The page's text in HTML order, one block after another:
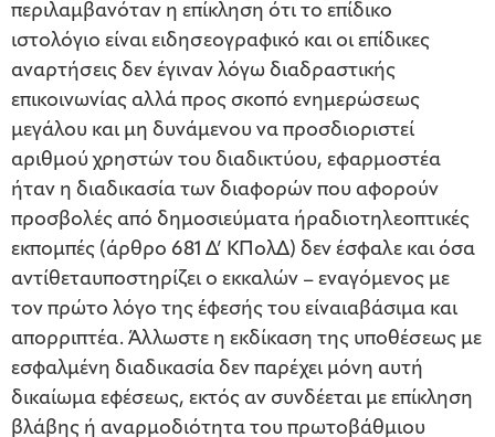
περιλαμβανόταν η επίκληση ότι το επίδικο
ιστολόγιο είναι ειδησεογραφικό και οι επίδικες
αναρτήσεις δεν έγιναν λόγω διαδραστικής
επικοινωνίας αλλά προς σκοπό ενημερώσεως
μεγάλου και μη δυνάμενου να προσδιοριστεί
αριθμού χρηστών του διαδικτύου, εφαρμοστέα
ήταν η διαδικασία των διαφορών που αφορούν
προσβολές από δημοσιεύματα ήραδιοτηλεοπτικές
εκπομπές (άρθρο 681 Δ’ ΚΠολΔ) δεν έσφαλε και όσα
αντίθεταυποστηρίζει ο εκκαλών – εναγόμενος με
τον πρώτο λόγο της έφεσής του είναιαβάσιμα και
απορριπτέα. Άλλωστε η εκδίκαση της υποθέσεως με
εσφαλμένη διαδικασία δεν παρέχει μόνη αυτή
δικαίωμα εφέσεως, εκτός αν συνδέεται με επίκληση
βλάβης ή αναρμοδιότητα του πρωτοβάθμιου